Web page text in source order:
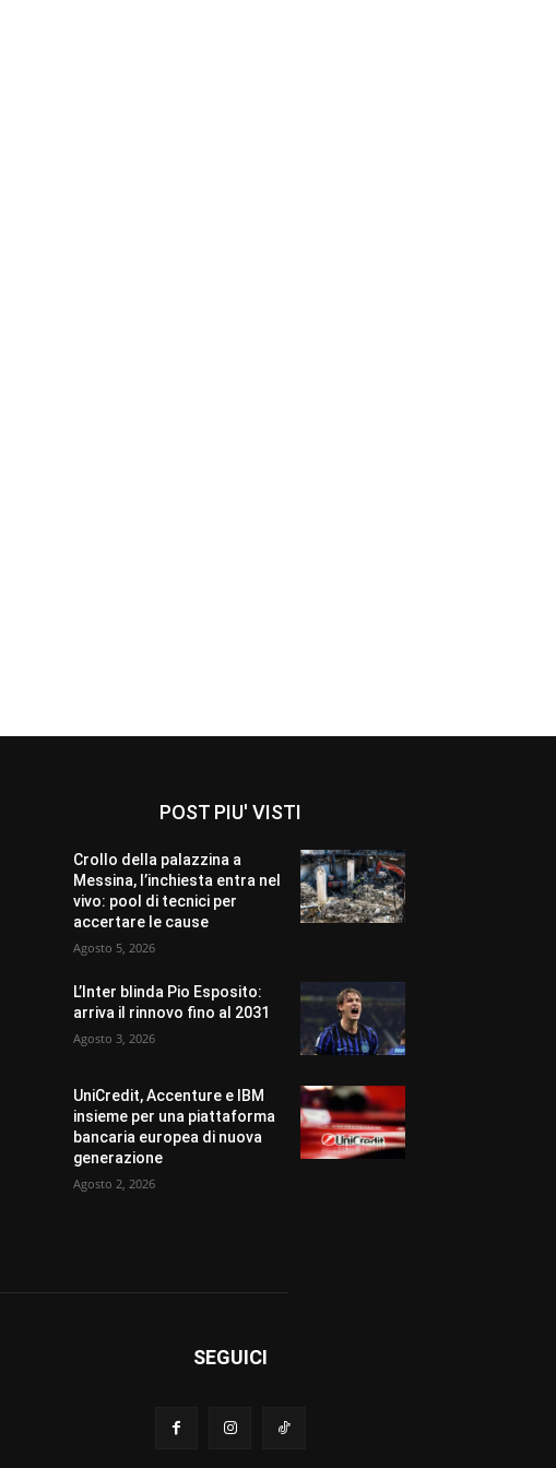
POST PIU' VISTI
Crollo della palazzina a
Messina, l’inchiesta entra nel
vivo: pool di tecnici per
accertare le cause
Agosto 5, 2026
L’Inter blinda Pio Esposito:
arriva il rinnovo fino al 2031
Agosto 3, 2026
UniCredit, Accenture e IBM
insieme per una piattaforma
bancaria europea di nuova
generazione
Agosto 2, 2026
SEGUICI